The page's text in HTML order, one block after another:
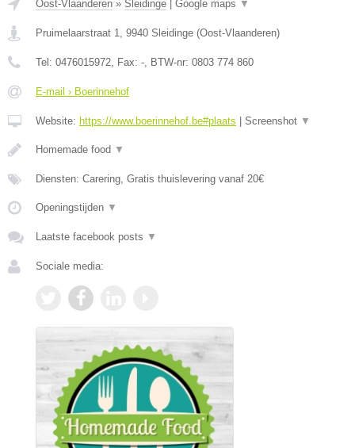
Oost-Vlaanderen » Sleidinge | Google maps ▼
Pruimelaarstraat 1 9940 Sleidinge (Oost-Vlaanderen)
Tel: 0476015972 , Fax: - , BTW-nr: 0803 774 860
E-mail › Boerinnehof
Website: https://www.boerinnehof.be#plaats | Screenshot ▼
Homemade food ▼
Diensten: Carering, Gratis thuislevering vanaf 20€
Openingstijden ▼
Laatste facebook posts ▼
Sociale media: